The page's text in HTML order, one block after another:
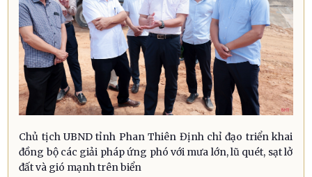
Chủ tịch UBND tỉnh Phan Thiên Định chỉ đạo triển khai
đồng bộ các giải pháp ứng phó với mưa lớn, lũ quét, sạt lở
đất và gió mạnh trên biển